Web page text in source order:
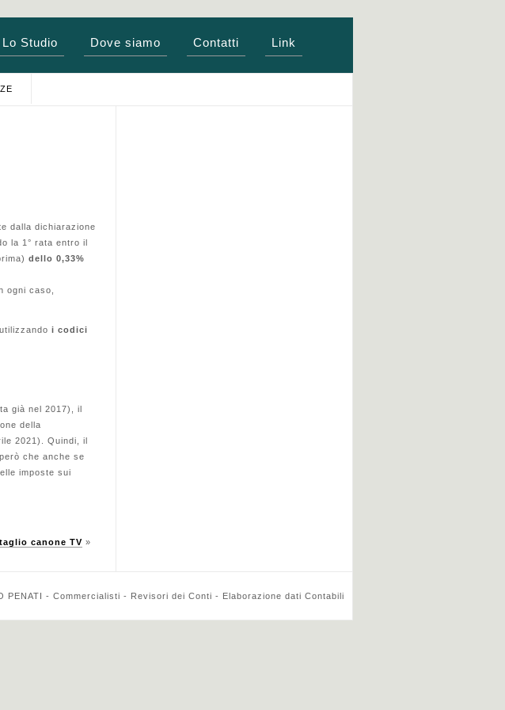
Lo Studio Dove siamo Contatti Link
dalla dichiarazione
la 1° rata entro il
dello 0,33%
ogni caso,
i codici
già nel 2017), il
della
2021). Quindi, il
che anche se
imposte sui
canone TV »
PENATI - Commercialisti - Revisori dei Conti - Elaborazione dati Contabili